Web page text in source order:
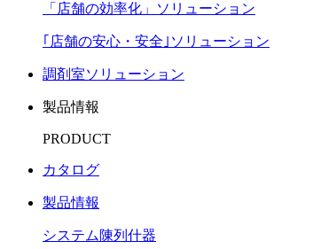
「店舗の効率化」ソリューション
｢店舗の安心・安全｣ソリューション
調剤室ソリューション
製品情報
PRODUCT
カタログ
製品情報
システム陳列什器